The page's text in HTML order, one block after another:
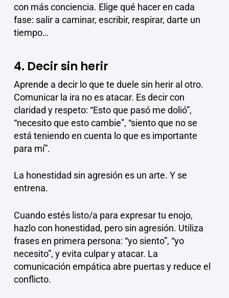
con más conciencia. Elige qué hacer en cada
fase: salir a caminar, escribir, respirar, darte un
tiempo…
4. Decir sin herir
Aprende a decir lo que te duele sin herir al otro.
Comunicar la ira no es atacar. Es decir con
claridad y respeto: “Esto que pasó me dolió”,
“necesito que esto cambie”, “siento que no se
está teniendo en cuenta lo que es importante
para mí”.
La honestidad sin agresión es un arte. Y se
entrena.
Cuando estés listo/a para expresar tu enojo,
hazlo con honestidad, pero sin agresión. Utiliza
frases en primera persona: “yo siento”, “yo
necesito”, y evita culpar y atacar. La
comunicación empática abre puertas y reduce el
conflicto.